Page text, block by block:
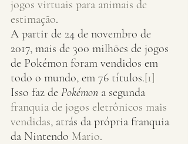
jogos virtuais para animais de
estimação.
A partir de 24 de novembro de
2017, mais de 300 milhões de jogos
de Pokémon foram vendidos em
todo o mundo, em 76 títulos.[1]
Isso faz de Pokémon a segunda
franquia de jogos eletrônicos mais
vendidas, atrás da própria franquia
da Nintendo Mario.